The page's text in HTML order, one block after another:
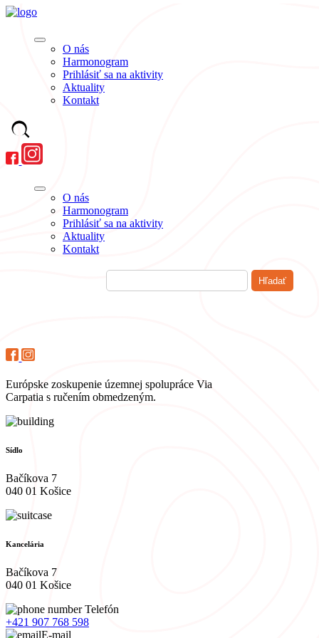
O nás
Harmonogram
Prihlásiť sa na aktivity
Aktuality
Kontakt
O nás
Harmonogram
Prihlásiť sa na aktivity
Aktuality
Kontakt
Európske zoskupenie územnej spolupráce Via
Carpatia s ručením obmedzeným.
Sídlo
Bačíkova 7
040 01 Košice
Kancelária
Bačíkova 7
040 01 Košice
Telefón
+421 907 768 598
E-mail